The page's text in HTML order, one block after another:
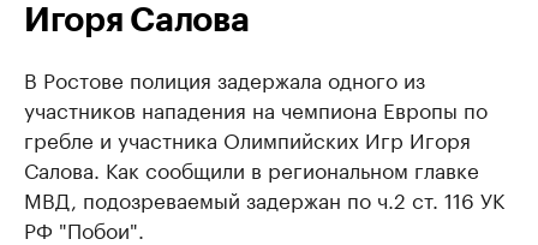
Игоря Салова
В Ростове полиция задержала одного из
участников нападения на чемпиона Европы по
гребле и участника Олимпийских Игр Игоря
Салова. Как сообщили в региональном главке
МВД, подозреваемый задержан по ч.2 ст. 116 УК
РФ "Побои".